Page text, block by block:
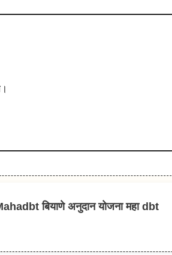
बियाणे अनुदान योजना महा dbt